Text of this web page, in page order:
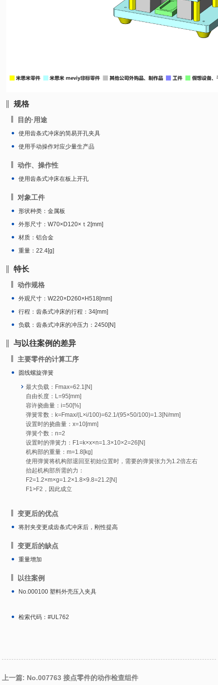
规格
目的·用途
使用齿条式冲床的简易开孔夹具
使用手动操作对应少量生产品
动作、操作性
使用齿条式冲床在板上开孔
对象工件
形状种类：金属板
外形尺寸：W70×D120×ｔ2[mm]
材质：铝合金
重量：22.4[g]
特长
动作规格
外观尺寸：W220×D260×H518[mm]
行程：齿条式冲床的行程：34[mm]
负载：齿条式冲床的冲压力：2450[N]
与以往案例的差异
主要零件的计算工序
圆线螺旋弹簧
最大负载：Fmax=62.1[N]
自由长度：L=95[mm]
容许挠曲量：i=50[%]
弹簧常数：k=Fmax/(L×i/100)=62.1/(95×50/100)=1.3[N/mm]
设置时的挠曲量：x=10[mm]
弹簧个数：n=2
设置时的弹簧力：F1=k×x×n=1.3×10×2=26[N]
机构部的重量：m=1.8[kg]
使用弹簧将机构部退回至初始位置时，需要的弹簧张力为1.2倍左右
抬起机构部所需的力：
F2=1.2×m×g=1.2×1.8×9.8=21.2[N]
F1>F2，因此成立
变更后的优点
将肘夹变更成齿条式冲床后，刚性提高
变更后的缺点
重量增加
以往案例
No.000100 塑料外壳压入夹具
检索代码：#UL762
上一篇: No.007763 接点零件的动作检查组件